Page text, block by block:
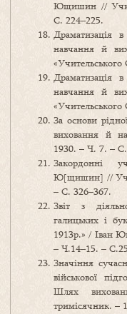
Ющишин //
С. 224–225.
навчання й
навчання й
За основи
виховання й
1930. – Ч. 7. –
Закордонні
Ю[щишин] //
– С. 326–367.
Звіт з
галицьких і
1913р.» / Іван
– Ч.14–15. –
Значіння
військової
Шлях
тримісячник. –